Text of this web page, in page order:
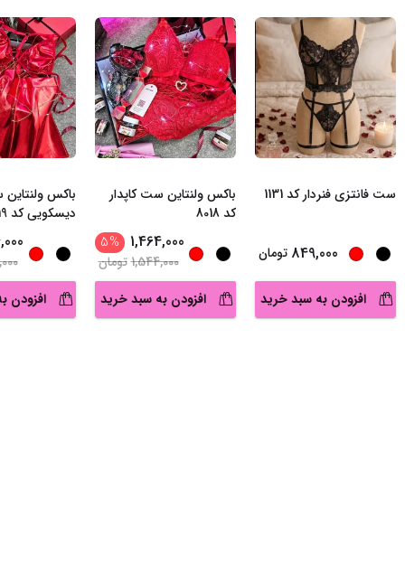
ست فانتزی فنردار کد 1131
849,000 تومان
افزودن به سبد خرید
باکس ولنتاین ست کاپدار
کد 8018
1,464,000
%
5
1,544,000تومان
افزودن به سبد خرید
باکس
دیسکویی کد 7019
افزودن